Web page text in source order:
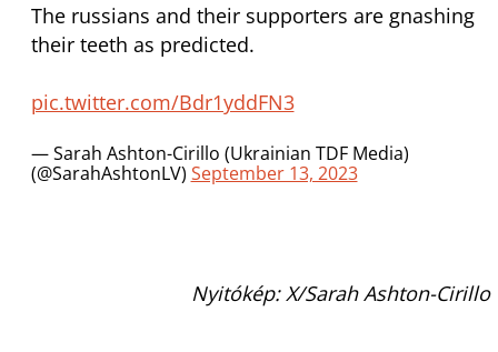
The russians and their supporters are gnashing
their teeth as predicted.
pic.twitter.com/Bdr1yddFN3
— Sarah Ashton-Cirillo (Ukrainian TDF Media)
(@SarahAshtonLV) September 13, 2023
Nyitókép: X/Sarah Ashton-Cirillo